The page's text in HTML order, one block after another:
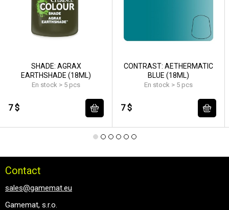
SHADE: AGRAX
EARTHSHADE (18ML)
En stock > 5 pcs
7 $
CONTRAST: AETHERMATIC
BLUE (18ML)
En stock > 5 pcs
7 $
Contact
sales@gamemat.eu
Gamemat, s.r.o.